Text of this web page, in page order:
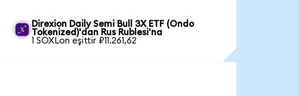
Direxion Daily Semi Bull 3X ETF (Ondo
Tokenized)'dan Rus Rublesi'na
1 SOXLon eşittir ₽11.261,62